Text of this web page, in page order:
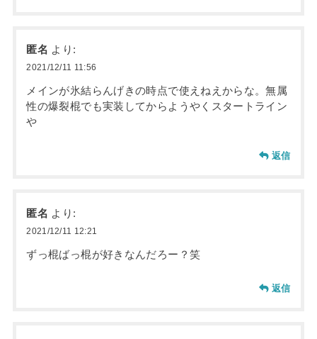
匿名 より:
2021/12/11 11:56
メインが氷結らんげきの時点で使えねえからな。無属
性の爆裂棍でも実装してからようやくスタートライン
や
返信
匿名 より:
2021/12/11 12:21
ずっ棍ばっ棍が好きなんだろー？笑
返信